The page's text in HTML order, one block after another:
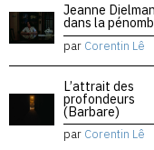
Jeanne Dielman
dans la
par Corentin Lê
L’attrait des
profondeurs
(Barbare)
par Corentin Lê